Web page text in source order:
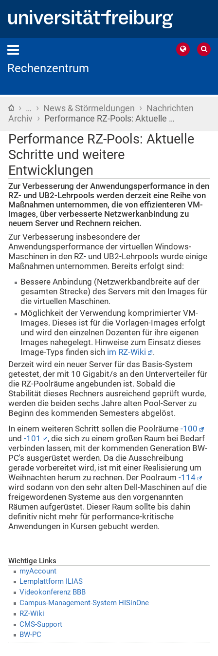
Rechenzentrum
Startseite
› … › News & Störmeldungen › Nachrichten
Archiv › Performance RZ-Pools: Aktuelle …
Performance RZ-Pools: Aktuelle
Schritte und weitere
Entwicklungen
Zur Verbesserung der Anwendungsperformance in den
RZ- und UB2-Lehrpools werden derzeit eine Reihe von
Maßnahmen unternommen, die von effizienteren VM-
Images, über verbesserte Netzwerkanbindung zu
neuem Server und Rechnern reichen.
Zur Verbesserung insbesondere der
Anwendungsperformance der virtuellen Windows-
Maschinen in den RZ- und UB2-Lehrpools wurde einige
Maßnahmen unternommen. Bereits erfolgt sind:
Bessere Anbindung (Netzwerkbandbreite auf der
gesamten Strecke) des Servers mit den Images für
die virtuellen Maschinen.
Möglichkeit der Verwendung komprimierter VM-
Images. Dieses ist für die Vorlagen-Images erfolgt
und wird den einzelnen Dozenten für ihre eigenen
Images nahegelegt. Hinweise zum Einsatz dieses
Image-Typs finden sich im RZ-Wiki
.
Derzeit wird ein neuer Server für das Basis-System
getestet, der mit 10 Gigabit/s an den Unterverteiler für
die RZ-Poolräume angebunden ist. Sobald die
Stabilität dieses Rechners ausreichend geprüft wurde,
werden die beiden sechs Jahre alten Pool-Server zu
Beginn des kommenden Semesters abgelöst.
In einem weiteren Schritt sollen die Poolräume -100
und -101
, die sich zu einem großen Raum bei Bedarf
verbinden lassen, mit der kommenden Generation BW-
PC's ausgerüstet werden. Da die Ausschreibung
gerade vorbereitet wird, ist mit einer Realisierung um
Weihnachten herum zu rechnen. Der Poolraum -114
wird sodann von den sehr alten Dell-Maschinen auf die
freigewordenen Systeme aus den vorgenannten
Räumen aufgerüstet. Dieser Raum sollte bis dahin
definitiv nicht mehr für performance-kritische
Anwendungen in Kursen gebucht werden.
Wichtige Links
myAccount
Lernplattform ILIAS
Videokonferenz BBB
Campus-Management-System HISinOne
RZ-Wiki
CMS-Support
BW-PC